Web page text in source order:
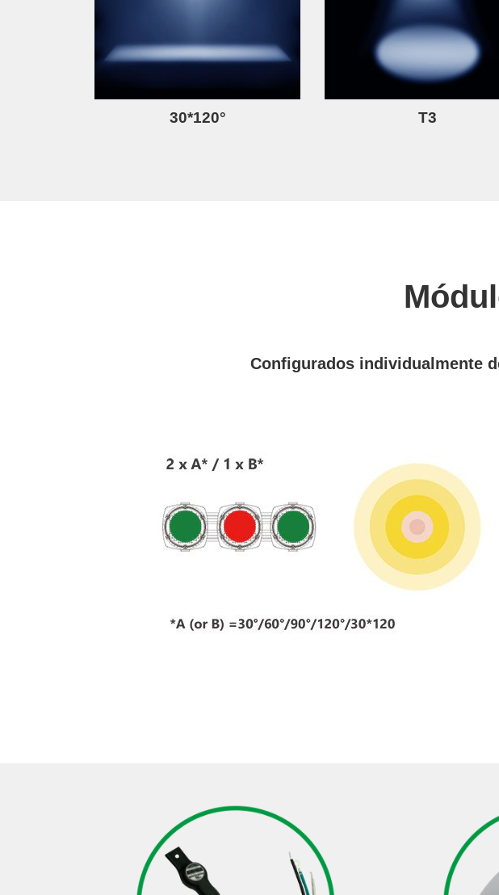
30*120° T3
Configurados individualmente